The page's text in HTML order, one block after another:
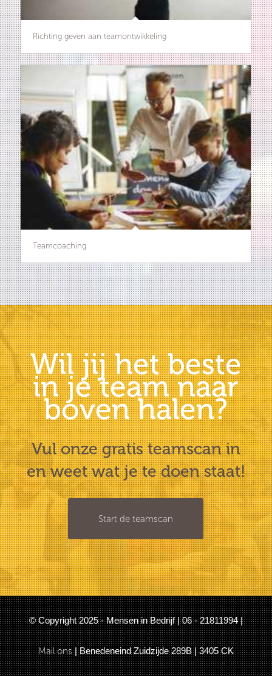
Richting geven aan teamontwikkeling
Teamcoaching
Wil jij het beste
in je team naar
boven halen?
Vul onze gratis teamscan in
en weet wat je te doen staat!
Start de teamscan
© Copyright 2025 - Mensen in Bedrijf | 06 - 21811994 |
Mail ons| Benedeneind Zuidzijde 289B | 3405 CK